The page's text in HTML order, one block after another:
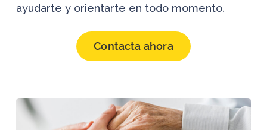
ayudarte y orientarte en todo momento.
Contacta ahora